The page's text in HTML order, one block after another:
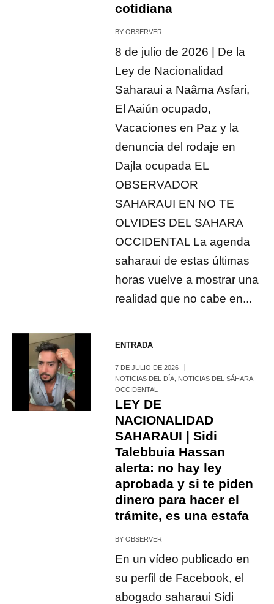
cotidiana
BYOBSERVER
8 de julio de 2026 | De la
Ley de Nacionalidad
Saharaui a Naâma Asfari,
El Aaiún ocupado,
Vacaciones en Paz y la
denuncia del rodaje en
Dajla ocupada EL
OBSERVADOR
SAHARAUI EN NO TE
OLVIDES DEL SAHARA
OCCIDENTAL La agenda
saharaui de estas últimas
horas vuelve a mostrar una
realidad que no cabe en...
ENTRADA
7 DE JULIO DE 2026
NOTICIAS DEL DÍA NOTICIAS DEL SÁHARA
OCCIDENTAL
LEY DE
NACIONALIDAD
SAHARAUI | Sidi
Talebbuia Hassan
alerta: no hay ley
aprobada y si te piden
dinero para hacer el
trámite, es una estafa
BYOBSERVER
En un vídeo publicado en
su perfil de Facebook, el
abogado saharaui Sidi